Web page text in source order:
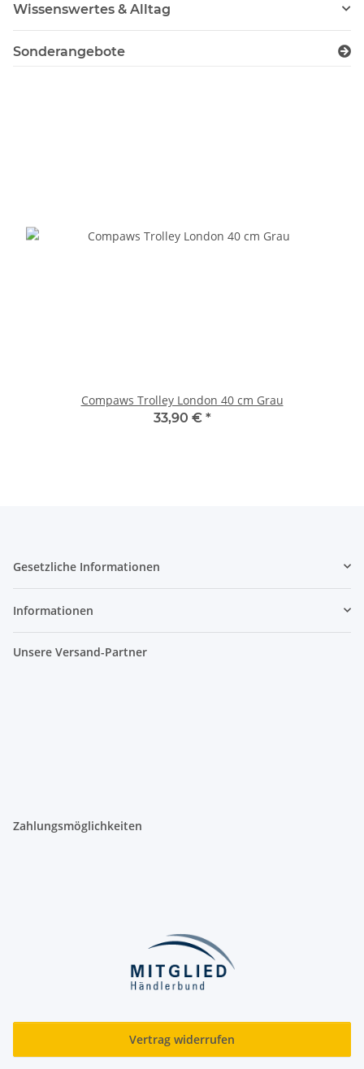
Wissenswertes & Alltag
Sonderangebote
Compaws Trolley London 40 cm Grau
33,90 € *
Gesetzliche Informationen
Informationen
Unsere Versand-Partner
Zahlungsmöglichkeiten
Vertrag widerrufen